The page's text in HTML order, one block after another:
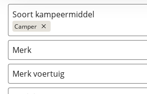
Soort kampeermiddel
Camper
Camper
Caravan (0)
Vouwwagen
Merk
Merk voertuig